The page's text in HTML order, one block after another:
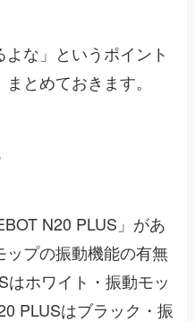
な」というポイント
とめておきます。
N20 PLUS」があ
ップの振動機能の有無
はホワイト・振動モッ
PLUSはブラック・振